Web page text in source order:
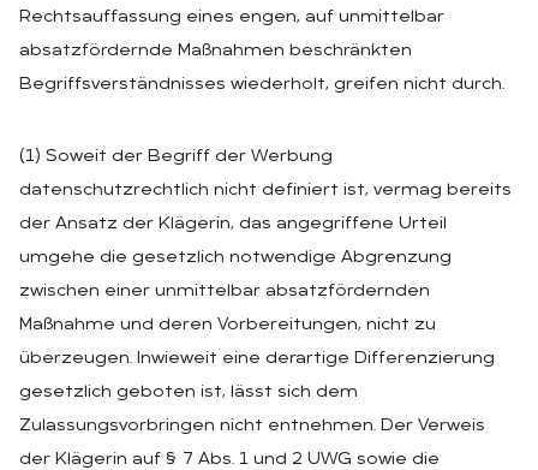
Rechtsauffassung eines engen, auf unmittelbar
absatzfördernde Maßnahmen beschränkten
Begriffsverständnisses wiederholt, greifen nicht durch.
(1) Soweit der Begriff der Werbung
datenschutzrechtlich nicht definiert ist, vermag bereits
der Ansatz der Klägerin, das angegriffene Urteil
umgehe die gesetzlich notwendige Abgrenzung
zwischen einer unmittelbar absatzfördernden
Maßnahme und deren Vorbereitungen, nicht zu
überzeugen. Inwieweit eine derartige Differenzierung
gesetzlich geboten ist, lässt sich dem
Zulassungsvorbringen nicht entnehmen. Der Verweis
der Klägerin auf § 7 Abs. 1 und 2 UWG sowie die